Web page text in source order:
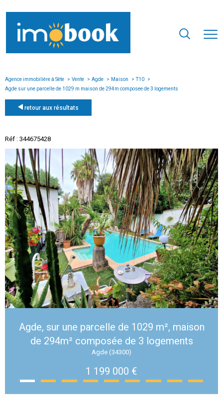
Agence immobilière à Sète Vente Agde Maison
T10
Agde sur une parcelle de 1029 m maison de 294m composee de 3 logements
retour aux résultats
Réf : 344675428
Agde, sur une parcelle de 1029 m², maison
de 294m² composée de 3 logements
Agde (34300)
1 199 000 €